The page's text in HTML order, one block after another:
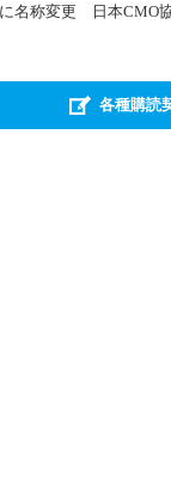
に名称変更 日本CMO
各種購読